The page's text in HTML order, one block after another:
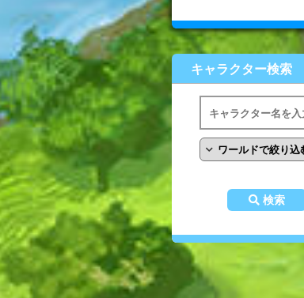
キャラクター検索
検索